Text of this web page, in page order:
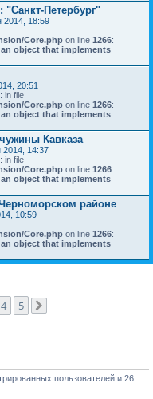
"Санкт-Петербург"
2014, 18:59
Core.php on line 1266:
object that implements
20:51
: in file
Core.php on line 1266:
object that implements
Кавказа
2014, 14:37
: in file
Core.php on line 1266:
object that implements
районе
10:59
Core.php on line 1266:
object that implements
4 5
пользователей и 26